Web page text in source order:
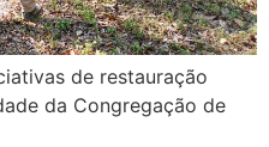
de restauração
da Congregação de